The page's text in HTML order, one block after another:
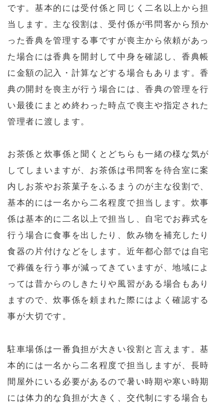
です。基本的には受付係と同じく二名以上から担
当します。主な役割は、受付係が弔問客から預か
った香典を管理する事ですが喪主から依頼があっ
た場合には香典を開封して中身を確認し、香典帳
に金額の記入・計算などする場合もあります。香
典の開封を喪主が行う場合には、香典の管理を行
い最後にまとめ終わった時点で喪主や指定された
管理者に渡します。
お茶係と炊事係と聞くとどちらも一緒の様な気が
してしまいますが、お茶係は弔問客を待合室に案
内しお茶やお茶菓子をふるまうのが主な役割で、
基本的には一名から二名程度で担当します。炊事
係は基本的に二名以上で担当し、自宅でお葬式を
行う場合に食事を出したり、飲み物を補充したり
食器の片付けなどをします。近年都心部では自宅
で葬儀を行う事が減ってきていますが、地域によ
っては昔からのしきたりや風習がある場合もあり
ますので、炊事係を頼まれた際にはよく確認する
事が大切です。
駐車場係は一番負担が大きい役割と言えます。基
本的には一名から二名程度で担当しますが、長時
間屋外にいる必要があるので暑い時期や寒い時期
には体力的な負担が大きく、交代制にする場合も